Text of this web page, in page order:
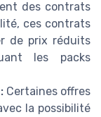
des contrats
ces contrats
de prix réduits
les packs
Certaines offres
la possibilité